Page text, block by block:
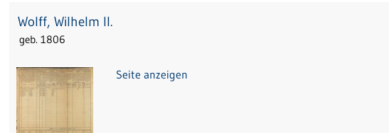
Wolff, Wilhelm II.
geb. 1806
Seite anzeigen